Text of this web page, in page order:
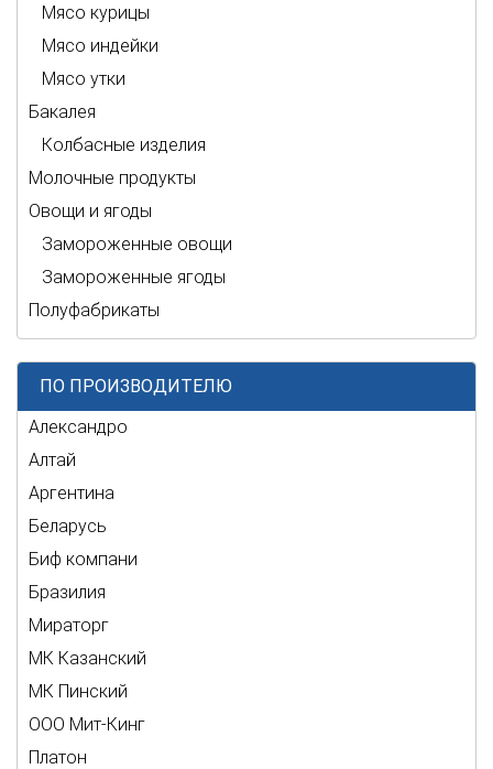
Мясо курицы
Мясо индейки
Мясо утки
Бакалея
Колбасные изделия
Молочные продукты
Овощи и ягоды
Замороженные овощи
Замороженные ягоды
Полуфабрикаты
ПО ПРОИЗВОДИТЕЛЮ
Александро
Алтай
Аргентина
Беларусь
Биф компани
Бразилия
Мираторг
МК Казанский
МК Пинский
ООО Мит-Кинг
Платон